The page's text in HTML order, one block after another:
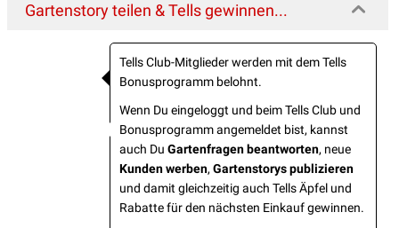
Gartenstory teilen & Tells gewinnen...
Tells Club-Mitglieder werden mit dem Tells
Bonusprogramm belohnt.
Wenn Du eingeloggt und beim Tells Club und
Bonusprogramm angemeldet bist, kannst
auch Du Gartenfragen beantworten, neue
Kunden werben, Gartenstorys publizieren
und damit gleichzeitig auch Tells Äpfel und
Rabatte für den nächsten Einkauf gewinnen.